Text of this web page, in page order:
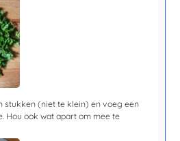
stukken (niet te klein) en voeg een
Hou ook wat apart om mee te